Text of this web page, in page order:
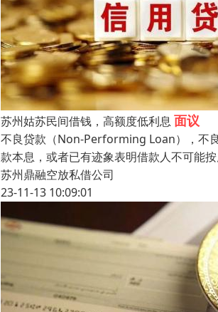
苏州姑苏民间借钱，高额度低利息 面议
不良贷款（Non-Performing Loan），不
款本息，或者已有迹象表明借款人不可能
苏州鼎融空放私借公司
23-11-13 10:09:01